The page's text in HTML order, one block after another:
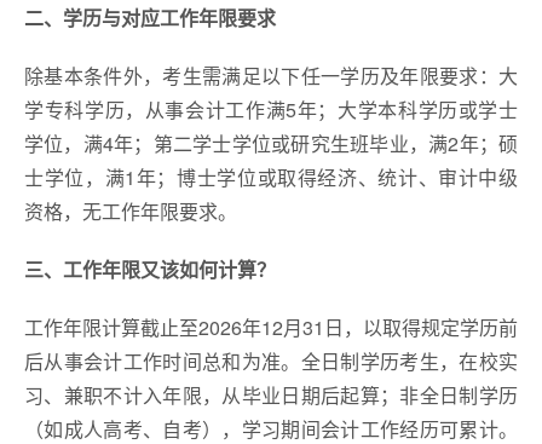
二、学历与对应工作年限要求
除基本条件外，考生需满足以下任一学历及年限要求：大
学专科学历，从事会计工作满5年；大学本科学历或学士
学位，满4年；第二学士学位或研究生班毕业，满2年；硕
士学位，满1年；博士学位或取得经济、统计、审计中级
资格，无工作年限要求。
三、 工作年限又该如何计算？
工作年限计算截止至2026年12月31日，以取得规定学历前
后从事会计工作时间总和为准。全日制学历考生，在校实
习、兼职不计入年限，从毕业日期后起算；非全日制学历
（如成人高考、自考），学习期间会计工作经历可累计。